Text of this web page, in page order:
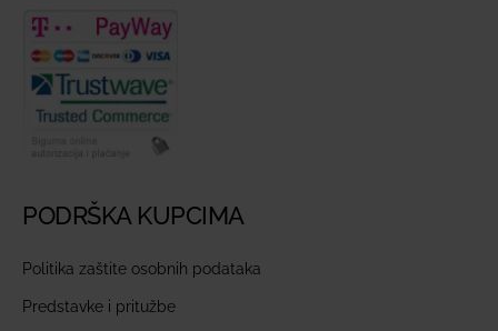
PODRŠKA KUPCIMA
Politika zaštite osobnih podataka
Predstavke i pritužbe